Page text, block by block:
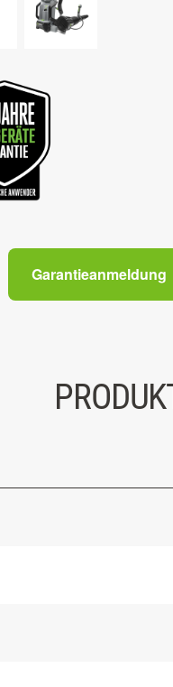
Garantieanmeldung